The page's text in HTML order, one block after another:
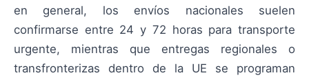
en general, los envíos nacionales suelen
confirmarse entre 24 y 72 horas para transporte
urgente, mientras que entregas regionales o
transfronterizas dentro de la UE se programan